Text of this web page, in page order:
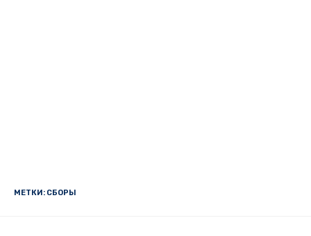
МЕТКИ: СБОРЫ